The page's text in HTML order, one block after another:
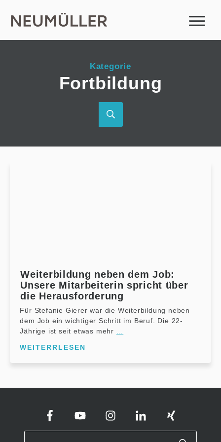
Kategorie
Fortbildung
Weiterbildung neben dem Job:
Unsere Mitarbeiterin spricht über
die Herausforderung
Für Stefanie Gierer war die Weiterbildung neben
dem Job ein wichtiger Schritt im Beruf. Die 22-
Jährige ist seit etwas mehr
WEITERRLESEN